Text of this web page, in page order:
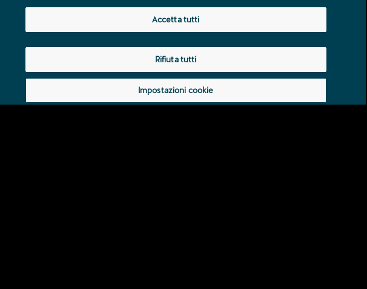
Protezione dei dati Impressum
Impostazioni cookie
Rifiuta tutti
Accetta tutti